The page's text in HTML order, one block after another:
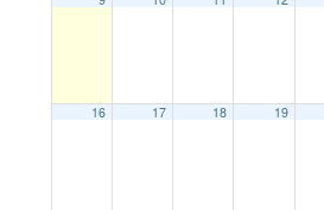
16 17 18 19